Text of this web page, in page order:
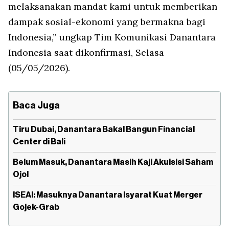
melaksanakan mandat kami untuk memberikan
dampak sosial-ekonomi yang bermakna bagi
Indonesia,” ungkap Tim Komunikasi Danantara
Indonesia saat dikonfirmasi, Selasa
(05/05/2026).
Baca Juga
Tiru Dubai, Danantara Bakal Bangun Financial
Center di Bali
Belum Masuk, Danantara Masih Kaji Akuisisi Saham
Ojol
ISEAI: Masuknya Danantara Isyarat Kuat Merger
Gojek-Grab